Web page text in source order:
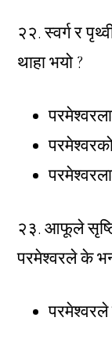
२२. स्वर्ग र
थाहा भयो ?
२३. आफूले
परमेश्वरले के